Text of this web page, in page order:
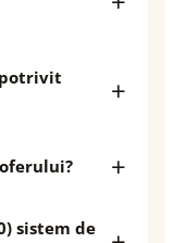
potrivit
sistem de